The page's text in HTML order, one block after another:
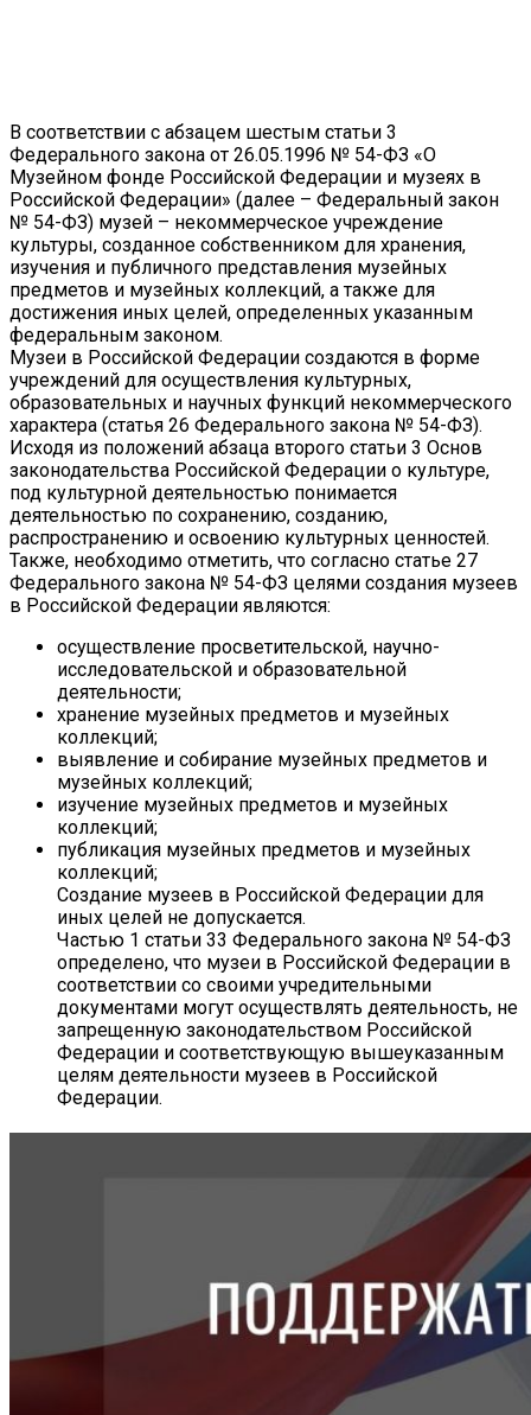
В соответствии с абзацем шестым статьи 3
Федерального закона от 26.05.1996 № 54-ФЗ «О
Музейном фонде Российской Федерации и музеях в
Российской Федерации» (далее – Федеральный закон
№ 54-ФЗ) музей – некоммерческое учреждение
культуры, созданное собственником для хранения,
изучения и публичного представления музейных
предметов и музейных коллекций, а также для
достижения иных целей, определенных указанным
федеральным законом.
Музеи в Российской Федерации создаются в форме
учреждений для осуществления культурных,
образовательных и научных функций некоммерческого
характера (статья 26 Федерального закона № 54-ФЗ).
Исходя из положений абзаца второго статьи 3 Основ
законодательства Российской Федерации о культуре,
под культурной деятельностью понимается
деятельностью по сохранению, созданию,
распространению и освоению культурных ценностей.
Также, необходимо отметить, что согласно статье 27
Федерального закона № 54-ФЗ целями создания музеев
в Российской Федерации являются:
осуществление просветительской, научно-
исследовательской и образовательной
деятельности;
хранение музейных предметов и музейных
коллекций;
выявление и собирание музейных предметов и
музейных коллекций;
изучение музейных предметов и музейных
коллекций;
публикация музейных предметов и музейных
коллекций;
Создание музеев в Российской Федерации для
иных целей не допускается.
Частью 1 статьи 33 Федерального закона № 54-ФЗ
определено, что музеи в Российской Федерации в
соответствии со своими учредительными
документами могут осуществлять деятельность, не
запрещенную законодательством Российской
Федерации и соответствующую вышеуказанным
целям деятельности музеев в Российской
Федерации.